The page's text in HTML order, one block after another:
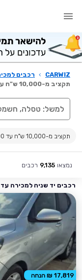
CARWIZ
› רכבים
תקציב מ-10,000 ש"ח עד 125,000 ש"ח
תקציב מ-10,000 ש"ח עד 125,000 ש"ח
נמצאו 9,135 רכבים
רכבים יד שניה למכירה עד 125,000 ₪
17,819 ₪ הנחה